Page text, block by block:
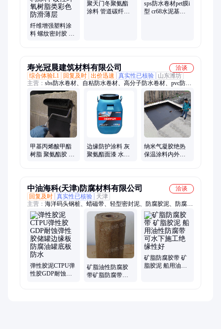
纤维增强塑料涂
料 螺纹密封胶 储
构涂料 改性环氧
树脂类彩色防滑
薄层
聚天门冬聚氨酯
涂料 管道碳纤维
sps防水卷材pet膜i
型 cr68水泥基渗
寿光冠晨建筑材料有限公司
洽谈
综合体验L1
回复及时 出价迅速 真实性已核验
山东潍坊
主营： sbs防水卷材、自粘防水卷材、高分子防水卷材、pvc防水
卷材、三元乙丙橡胶防水卷材、高聚物改性沥青防水卷材、聚氯
乙烯防水卷材、非沥青基防水卷材、预铺防水卷材、湿铺防水卷
材、聚乙烯丙纶防水卷材、隧道专用防水卷材、耐根穿刺防水卷
材、自粘橡胶防水卷材、防水涂料、油毡瓦、沥青瓦、玻纤瓦
甲基丙烯酸甲酯
树脂 聚氨酯胶 水
缘板防腐防水涂
料
边缘防护涂料 灰
聚氨酯面漆 水性
纳米气凝胶绝热
保温涂料内外墙
中油海科(天津)防腐材料有限公司
洽谈
回复及时 真实性已核验
天津
主营： 海洋码头钢桩、蜡磁带、轻型密封泥、防腐胶泥、防腐带
防腐胶带、矿脂防腐泥
弹性胶泥CTPU弹
性胶GDP耐蚀弹
矿脂油性防腐胶
带矿脂防腐带矿
矿脂防腐胶带 矿
脂胶泥 船用油性